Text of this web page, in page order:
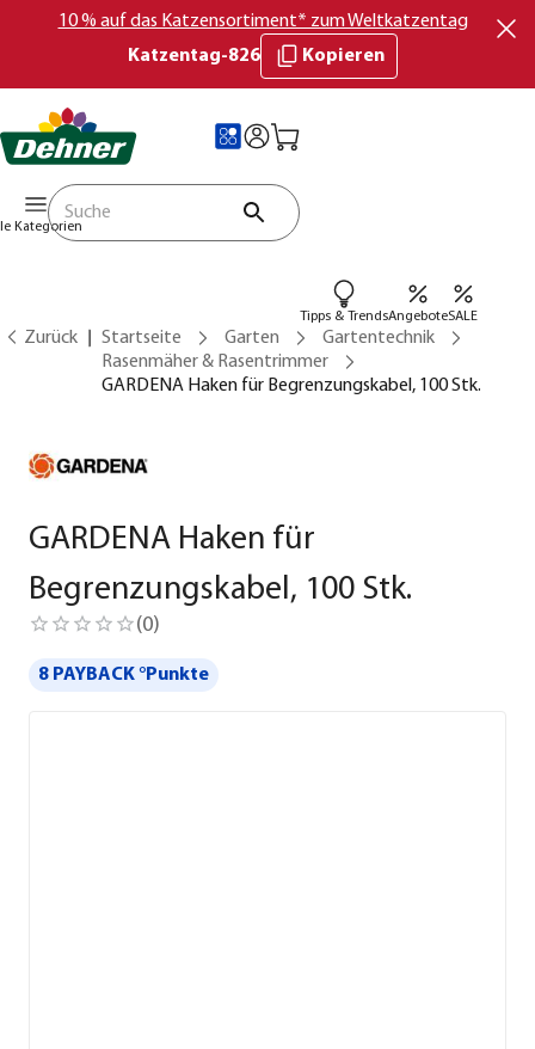
10 % auf das Katzensortiment* zum Weltkatzentag
Katzentag-826
Kopieren
Kategorien
Tipps & TrendsAngeboteSALE
Zurück Startseite Garten
Gartentechnik
Rasenmäher & Rasentrimmer
GARDENA Haken für Begrenzungskabel, 100 Stk.
GARDENA Haken für
Begrenzungskabel, 100 Stk.
(0)
8 PAYBACK °Punkte